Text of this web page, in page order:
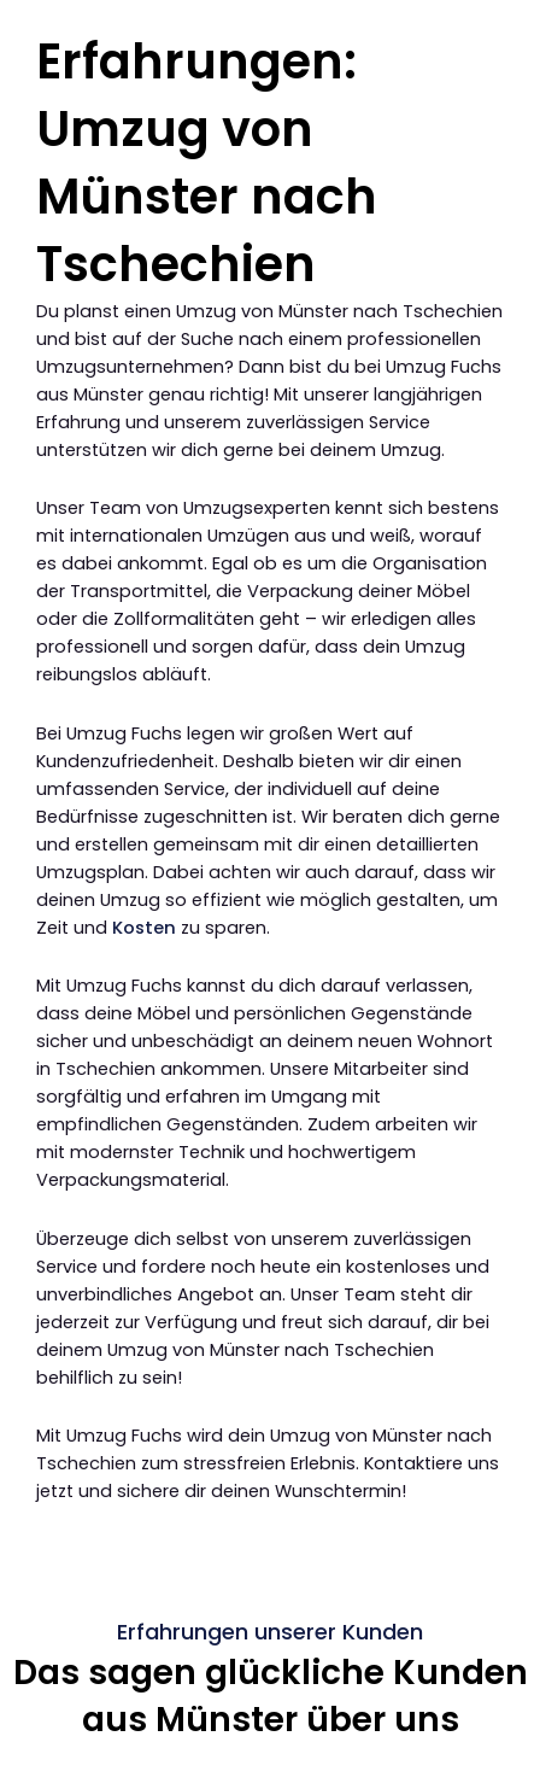
Erfahrungen:
Umzug von
Münster nach
Tschechien
Du planst einen Umzug von Münster nach Tschechien
und bist auf der Suche nach einem professionellen
Umzugsunternehmen? Dann bist du bei Umzug Fuchs
aus Münster genau richtig! Mit unserer langjährigen
Erfahrung und unserem zuverlässigen Service
unterstützen wir dich gerne bei deinem Umzug.
Unser Team von Umzugsexperten kennt sich bestens
mit internationalen Umzügen aus und weiß, worauf
es dabei ankommt. Egal ob es um die Organisation
der Transportmittel, die Verpackung deiner Möbel
oder die Zollformalitäten geht – wir erledigen alles
professionell und sorgen dafür, dass dein Umzug
reibungslos abläuft.
Bei Umzug Fuchs legen wir großen Wert auf
Kundenzufriedenheit. Deshalb bieten wir dir einen
umfassenden Service, der individuell auf deine
Bedürfnisse zugeschnitten ist. Wir beraten dich gerne
und erstellen gemeinsam mit dir einen detaillierten
Umzugsplan. Dabei achten wir auch darauf, dass wir
deinen Umzug so effizient wie möglich gestalten, um
Zeit und Kosten zu sparen.
Mit Umzug Fuchs kannst du dich darauf verlassen,
dass deine Möbel und persönlichen Gegenstände
sicher und unbeschädigt an deinem neuen Wohnort
in Tschechien ankommen. Unsere Mitarbeiter sind
sorgfältig und erfahren im Umgang mit
empfindlichen Gegenständen. Zudem arbeiten wir
mit modernster Technik und hochwertigem
Verpackungsmaterial.
Überzeuge dich selbst von unserem zuverlässigen
Service und fordere noch heute ein kostenloses und
unverbindliches Angebot an. Unser Team steht dir
jederzeit zur Verfügung und freut sich darauf, dir bei
deinem Umzug von Münster nach Tschechien
behilflich zu sein!
Mit Umzug Fuchs wird dein Umzug von Münster nach
Tschechien zum stressfreien Erlebnis. Kontaktiere uns
jetzt und sichere dir deinen Wunschtermin!
Erfahrungen unserer Kunden
Das sagen glückliche Kunden
aus Münster über uns